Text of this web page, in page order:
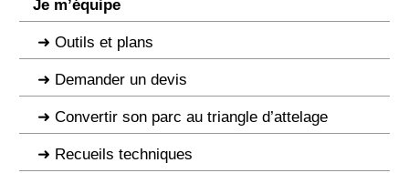
Je m’équipe
Outils et plans
Demander un devis
Convertir son parc au triangle d’attelage
Recueils techniques